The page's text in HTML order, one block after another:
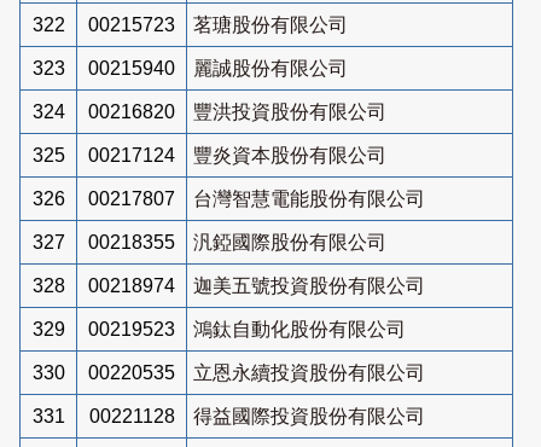
322 00215723 茗瑭股份有限公司
323 00215940 麗誠股份有限公司
324 00216820 豐洪投資股份有限公司
325 00217124 豐炎資本股份有限公司
326 00217807 台灣智慧電能股份有限公司
327 00218355 汎錏國際股份有限公司
328 00218974 迦美五號投資股份有限公司
329 00219523 鴻鈦自動化股份有限公司
330 00220535 立恩永續投資股份有限公司
331 00221128 得益國際投資股份有限公司